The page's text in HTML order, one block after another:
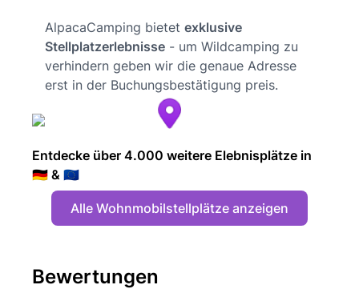
AlpacaCamping bietet exklusive
Stellplatzerlebnisse - um Wildcamping zu
verhindern geben wir die genaue Adresse
erst in der Buchungsbestätigung preis.
Entdecke über 4.000 weitere Elebnisplätze in
🇩🇪 & 🇪🇺
Alle Wohnmobilstellplätze anzeigen
Bewertungen